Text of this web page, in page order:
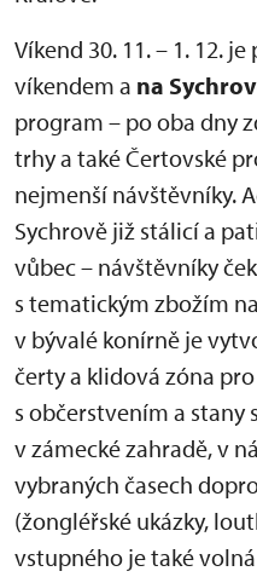
Víkend 30. 11. – 1. 12.
víkendem a na
program – po oba dny
trhy a také Čertovské
nejmenší návštěvníky.
Sychrově již stálicí a
vůbec – návštěvníky
s tematickým zbožím
v bývalé konírně je
čerty a klidová zóna
s občerstvením a stany
v zámecké zahradě, v
vybraných časech
(žongléřské ukázky,
vstupného je také